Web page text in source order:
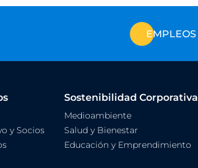
EMPLEOS
y Socios
Sostenibilidad Corporativa
Medioambiente
Salud y Bienestar
Educación y Emprendimiento